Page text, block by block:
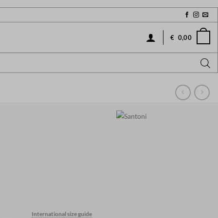
€ 0,00
International size guide